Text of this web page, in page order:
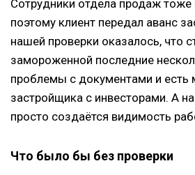
Сотрудники отдела продаж
поэтому клиент передал аванс
нашей проверки оказалось, что
замороженной последние
проблемы с документами и есть
застройщика с инвесторами. А
просто создаётся видимость
Что было бы без проверки